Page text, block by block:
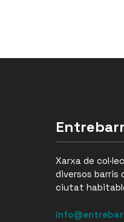
Xarxa de
diversos barris
ciutat